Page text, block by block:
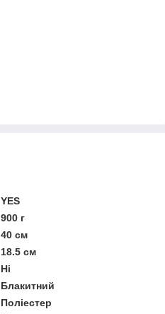
YES
900 г
40 см
18.5 см
Ні
Блакитний
Поліестер